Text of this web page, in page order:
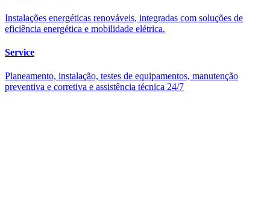
Instalações energéticas renováveis, integradas com soluções de
eficiência energética e mobilidade elétrica.
Service
Planeamento, instalação, testes de equipamentos, manutenção
preventiva e corretiva e assistência técnica 24/7